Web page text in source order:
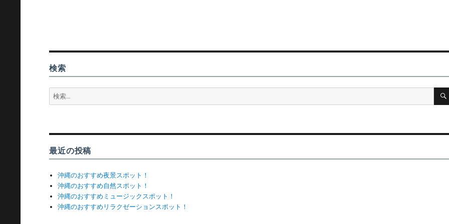
検索
検
索:
最近の投稿
沖縄のおすすめ夜景スポット！
沖縄のおすすめ自然スポット！
沖縄のおすすめミュージックスポット！
沖縄のおすすめリラクゼーションスポット！